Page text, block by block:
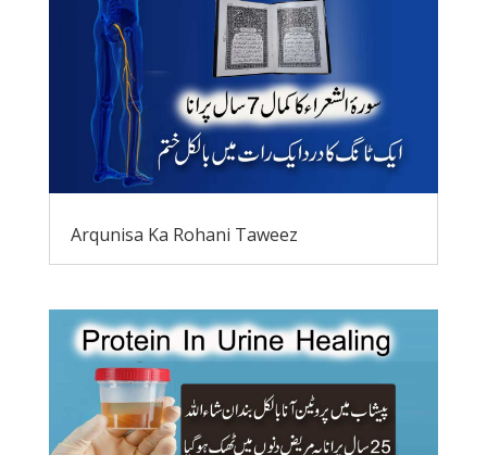
Arqunisa Ka Rohani Taweez